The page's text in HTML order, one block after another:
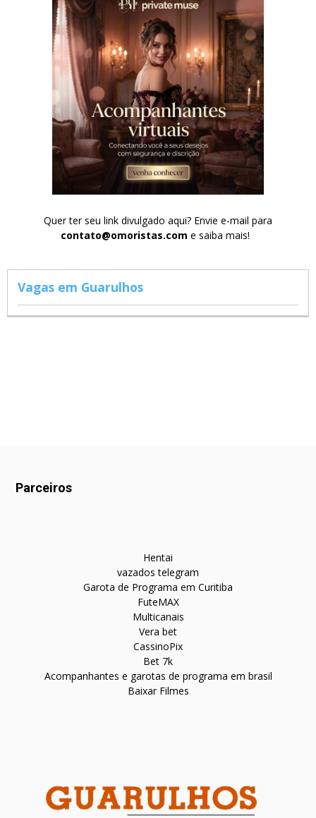
Quer ter seu link divulgado aqui? Envie e-mail para
contato@omoristas.com e saiba mais!
Vagas em Guarulhos
Parceiros
Hentai
vazados telegram
Garota de Programa em Curitiba
FuteMAX
Multicanais
Vera bet
CassinoPix
Bet 7k
Acompanhantes e garotas de programa em brasil
Baixar Filmes